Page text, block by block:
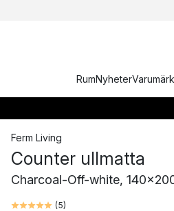
RumNyheter
Ferm Living
Counter ullmatta
Charcoal-Off-white,
(5)